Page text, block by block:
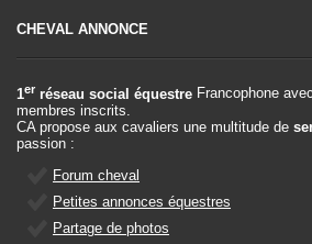
CHEVAL ANNONCE
1er réseau social équestre Francophone
membres inscrits.
CA propose aux cavaliers une multitude de
passion :
Forum cheval
Petites annonces équestres
Partage de photos